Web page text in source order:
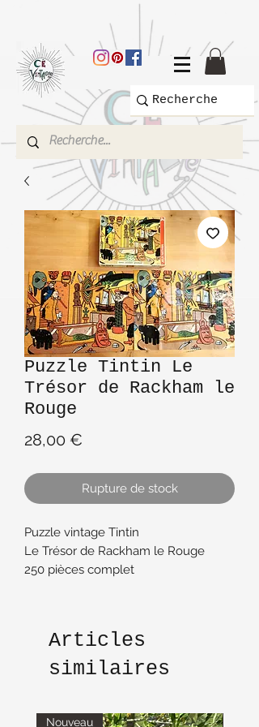
Puzzle Tintin Le
Trésor de Rackham le
Rouge
28,00 €
Rupture de stock
Puzzle vintage Tintin
Le Trésor de Rackham le Rouge
250 pièces complet
Articles
similaires
Nouveau